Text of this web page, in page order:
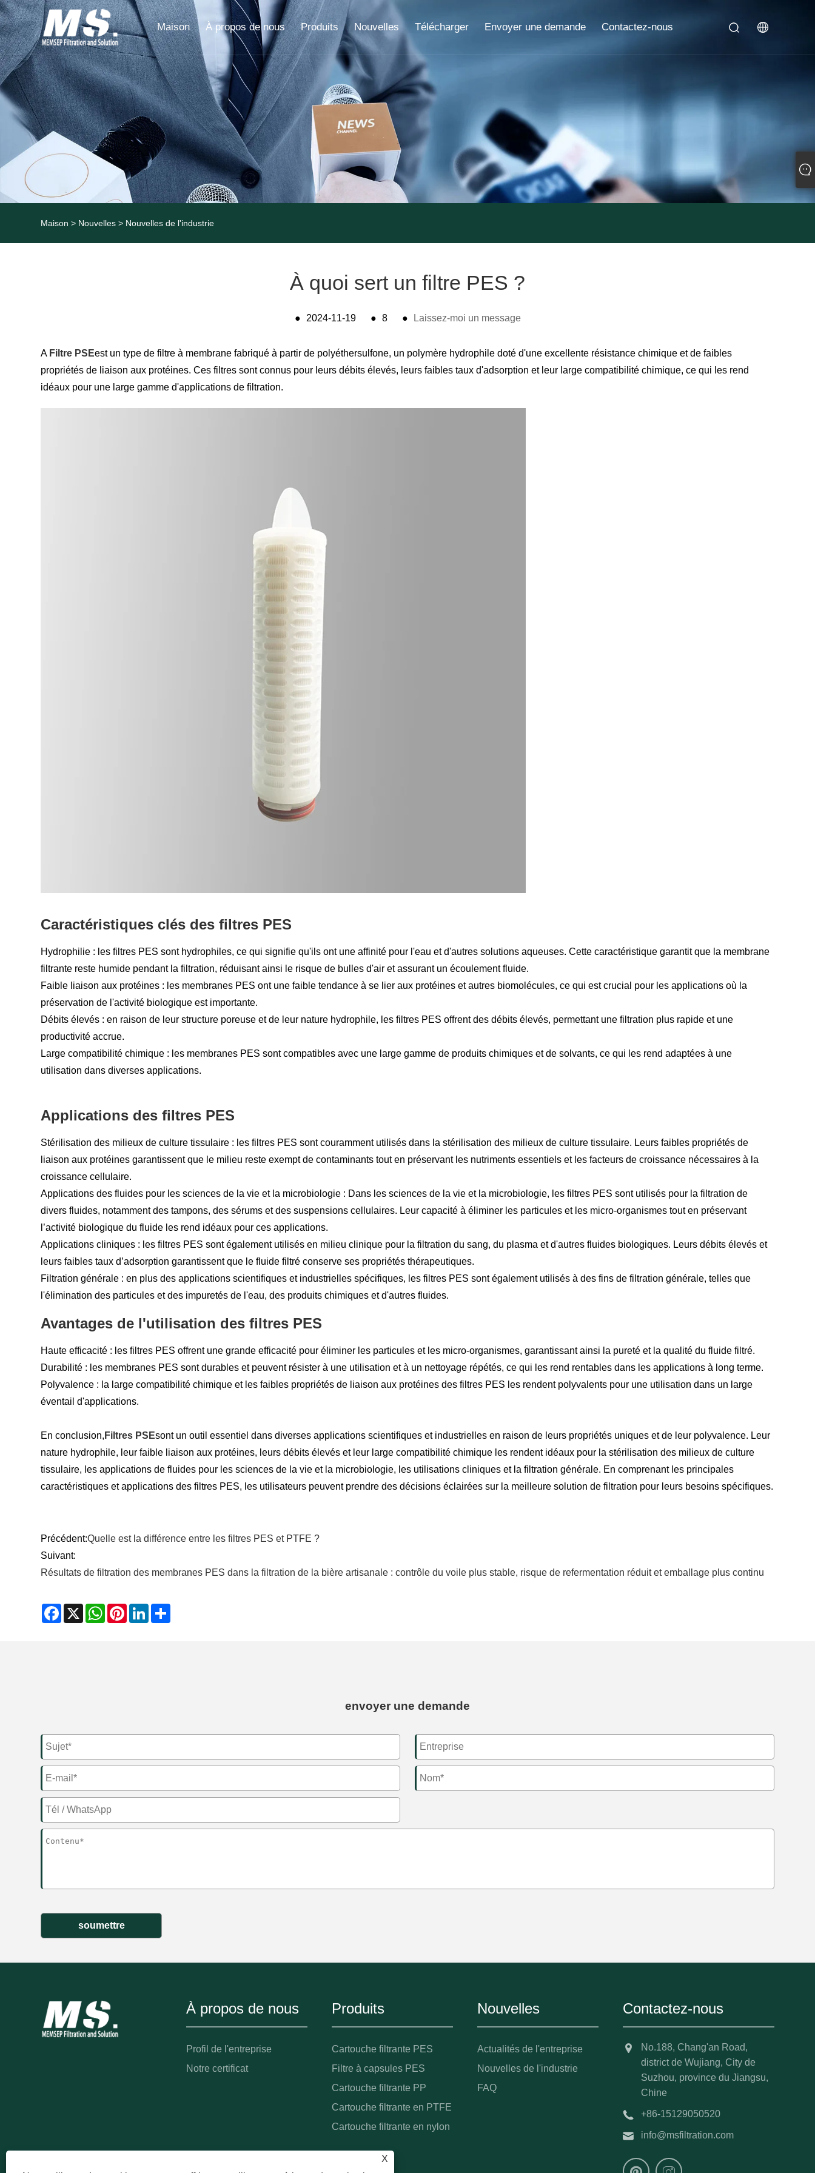
Maison À propos de nous Produits Nouvelles Télécharger Envoyer une demande Contactez-nous
Maison > Nouvelles > Nouvelles de l'industrie
À quoi sert un filtre PES ?
● 2024-11-19 ● 8 ● Laissez-moi un message
A Filtre PSEest un type de filtre à membrane fabriqué à partir de polyéthersulfone, un polymère hydrophile doté d'une excellente résistance chimique et de faibles
propriétés de liaison aux protéines. Ces filtres sont connus pour leurs débits élevés, leurs faibles taux d'adsorption et leur large compatibilité chimique, ce qui les rend
idéaux pour une large gamme d'applications de filtration.
Caractéristiques clés des filtres PES
Hydrophilie : les filtres PES sont hydrophiles, ce qui signifie qu'ils ont une affinité pour l'eau et d'autres solutions aqueuses. Cette caractéristique garantit que la membrane
filtrante reste humide pendant la filtration, réduisant ainsi le risque de bulles d'air et assurant un écoulement fluide.
Faible liaison aux protéines : les membranes PES ont une faible tendance à se lier aux protéines et autres biomolécules, ce qui est crucial pour les applications où la
préservation de l'activité biologique est importante.
Débits élevés : en raison de leur structure poreuse et de leur nature hydrophile, les filtres PES offrent des débits élevés, permettant une filtration plus rapide et une
productivité accrue.
Large compatibilité chimique : les membranes PES sont compatibles avec une large gamme de produits chimiques et de solvants, ce qui les rend adaptées à une
utilisation dans diverses applications.
Applications des filtres PES
Stérilisation des milieux de culture tissulaire : les filtres PES sont couramment utilisés dans la stérilisation des milieux de culture tissulaire. Leurs faibles propriétés de
liaison aux protéines garantissent que le milieu reste exempt de contaminants tout en préservant les nutriments essentiels et les facteurs de croissance nécessaires à la
croissance cellulaire.
Applications des fluides pour les sciences de la vie et la microbiologie : Dans les sciences de la vie et la microbiologie, les filtres PES sont utilisés pour la filtration de
divers fluides, notamment des tampons, des sérums et des suspensions cellulaires. Leur capacité à éliminer les particules et les micro-organismes tout en préservant
l’activité biologique du fluide les rend idéaux pour ces applications.
Applications cliniques : les filtres PES sont également utilisés en milieu clinique pour la filtration du sang, du plasma et d'autres fluides biologiques. Leurs débits élevés et
leurs faibles taux d’adsorption garantissent que le fluide filtré conserve ses propriétés thérapeutiques.
Filtration générale : en plus des applications scientifiques et industrielles spécifiques, les filtres PES sont également utilisés à des fins de filtration générale, telles que
l'élimination des particules et des impuretés de l'eau, des produits chimiques et d'autres fluides.
Avantages de l'utilisation des filtres PES
Haute efficacité : les filtres PES offrent une grande efficacité pour éliminer les particules et les micro-organismes, garantissant ainsi la pureté et la qualité du fluide filtré.
Durabilité : les membranes PES sont durables et peuvent résister à une utilisation et à un nettoyage répétés, ce qui les rend rentables dans les applications à long terme.
Polyvalence : la large compatibilité chimique et les faibles propriétés de liaison aux protéines des filtres PES les rendent polyvalents pour une utilisation dans un large
éventail d'applications.
En conclusion, Filtres PSEsont un outil essentiel dans diverses applications scientifiques et industrielles en raison de leurs propriétés uniques et de leur polyvalence. Leur
nature hydrophile, leur faible liaison aux protéines, leurs débits élevés et leur large compatibilité chimique les rendent idéaux pour la stérilisation des milieux de culture
tissulaire, les applications de fluides pour les sciences de la vie et la microbiologie, les utilisations cliniques et la filtration générale. En comprenant les principales
caractéristiques et applications des filtres PES, les utilisateurs peuvent prendre des décisions éclairées sur la meilleure solution de filtration pour leurs besoins spécifiques.
Précédent:Quelle est la différence entre les filtres PES et PTFE ?
Suivant:
Résultats de filtration des membranes PES dans la filtration de la bière artisanale : contrôle du voile plus stable, risque de refermentation réduit et emballage plus continu
Facebook
X WhatsApp
PinterestLinkedIn
envoyer une demande
soumettre
À propos de nous
Profil de l'entreprise
Notre certificat
Produits
Cartouche filtrante PES
Filtre à capsules PES
Cartouche filtrante PP
Cartouche filtrante en PTFE
Cartouche filtrante en nylon
Nouvelles
Actualités de l'entreprise
Nouvelles de l'industrie
FAQ
Contactez-nous
No.188, Chang'an Road,
district de Wujiang, City de
Suzhou, province du Jiangsu,
Chine
+86-15129050520
info@msfiltration.com
X